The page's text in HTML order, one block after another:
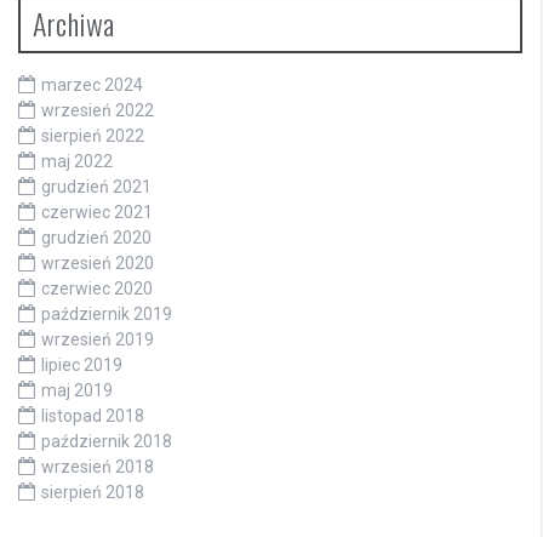
Archiwa
marzec 2024
wrzesień 2022
sierpień 2022
maj 2022
grudzień 2021
czerwiec 2021
grudzień 2020
wrzesień 2020
czerwiec 2020
październik 2019
wrzesień 2019
lipiec 2019
maj 2019
listopad 2018
październik 2018
wrzesień 2018
sierpień 2018